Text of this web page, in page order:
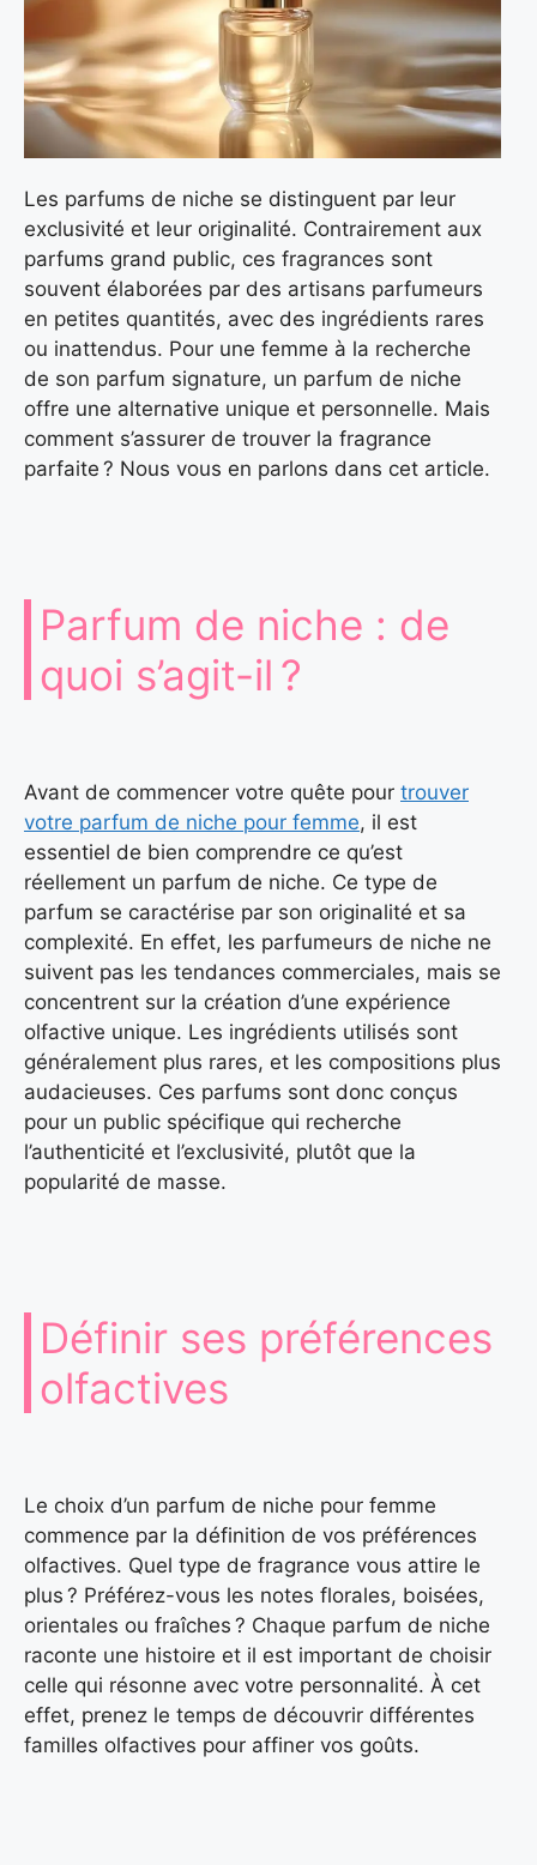
Les parfums de niche se distinguent par leur
exclusivité et leur originalité. Contrairement aux
parfums grand public, ces fragrances sont
souvent élaborées par des artisans parfumeurs
en petites quantités, avec des ingrédients rares
ou inattendus. Pour une femme à la recherche
de son parfum signature, un parfum de niche
offre une alternative unique et personnelle. Mais
comment s’assurer de trouver la fragrance
parfaite ? Nous vous en parlons dans cet article.
Parfum de niche : de
quoi s’agit-il ?
Avant de commencer votre quête pour trouver
votre parfum de niche pour femme, il est
essentiel de bien comprendre ce qu’est
réellement un parfum de niche. Ce type de
parfum se caractérise par son originalité et sa
complexité. En effet, les parfumeurs de niche ne
suivent pas les tendances commerciales, mais se
concentrent sur la création d’une expérience
olfactive unique. Les ingrédients utilisés sont
généralement plus rares, et les compositions plus
audacieuses. Ces parfums sont donc conçus
pour un public spécifique qui recherche
l’authenticité et l’exclusivité, plutôt que la
popularité de masse.
Définir ses préférences
olfactives
Le choix d’un parfum de niche pour femme
commence par la définition de vos préférences
olfactives. Quel type de fragrance vous attire le
plus ? Préférez-vous les notes florales, boisées,
orientales ou fraîches ? Chaque parfum de niche
raconte une histoire et il est important de choisir
celle qui résonne avec votre personnalité. À cet
effet, prenez le temps de découvrir différentes
familles olfactives pour affiner vos goûts.